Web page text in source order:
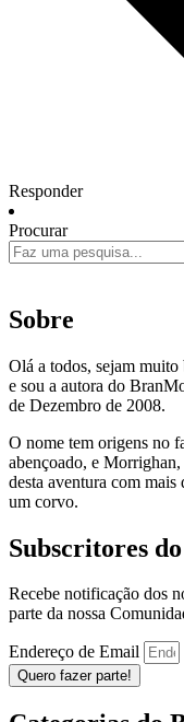
Responder
Procurar
Sobre
Olá a todos, sejam
e sou a autora do
de Dezembro de 2008.
O nome tem origens no
abençoado, e
desta aventura com mais
um corvo.
Subscritores
Recebe notificação dos
parte da nossa
Endereço de Email
Quero fazer parte!